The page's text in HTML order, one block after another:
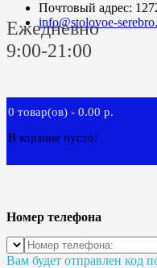
Почтовый адрес:
info@stolovoe-
Ежедневно
9:00-21:00
0 товар(ов) - 0.00 р.
В корзине пусто!
Номер телефона
Вам будет отправлен код